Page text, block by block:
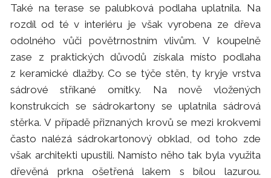
Také na terase se palubková podlaha uplatnila. Na
rozdíl od té v interiéru je však vyrobena ze dřeva
odolného vůči povětrnostním vlivům. V koupelně
zase z praktických důvodů získala místo podlaha
z keramické dlažby. Co se týče stěn, ty kryje vrstva
sádrové stříkané omítky. Na nově vložených
konstrukcích se sádrokartony se uplatnila sádrová
stěrka. V případě přiznaných krovů se mezi krokvemi
často nalézá sádrokartonový obklad, od toho zde
však architekti upustili. Namísto něho tak byla využita
dřevěná prkna ošetřená lakem s bílou lazurou.